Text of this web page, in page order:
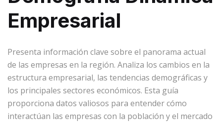
Empresarial
Presenta información clave sobre el panorama actual
de las empresas en la región. Analiza los cambios en la
estructura empresarial, las tendencias demográficas y
los principales sectores económicos. Esta guía
proporciona datos valiosos para entender cómo
interactúan las empresas con la población y el mercado